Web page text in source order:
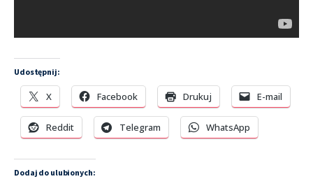
Udostępnij:
X Facebook Drukuj E-mail
Reddit Telegram WhatsApp
Dodaj do ulubionych: